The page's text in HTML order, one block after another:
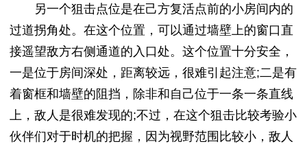
另一个狙击点位是在己方复活点前的小房间内的
过道拐角处。在这个位置，可以通过墙壁上的窗口直
接遥望敌方右侧通道的入口处。这个位置十分安全，
一是位于房间深处，距离较远，很难引起注意;二是有
着窗框和墙壁的阻挡，除非和自己位于一条一条直线
上，敌人是很难发现的;不过，在这个狙击比较考验小
伙伴们对于时机的把握，因为视野范围比较小，敌人